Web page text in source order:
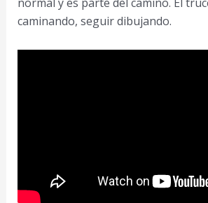
caminando, seguir dibujando.